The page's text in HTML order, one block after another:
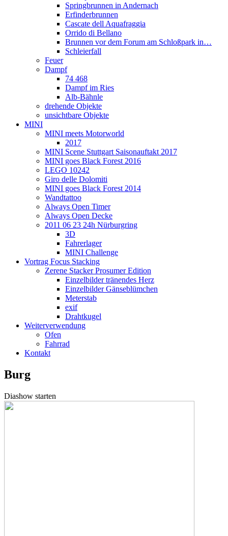
Springbrunnen in Andernach
Erfinderbrunnen
Cascate dell Aquafraggia
Orrido di Bellano
Brunnen vor dem Forum am Schloßpark in…
Schleierfall
Feuer
Dampf
74 468
Dampf im Ries
Alb-Bähnle
drehende Objekte
unsichtbare Objekte
MINI
MINI meets Motorworld
2017
MINI Scene Stuttgart Saisonauftakt 2017
MINI goes Black Forest 2016
LEGO 10242
Giro delle Dolomiti
MINI goes Black Forest 2014
Wandtattoo
Always Open Timer
Always Open Decke
2011 06 23 24h Nürburgring
3D
Fahrerlager
MINI Challenge
Vortrag Focus Stacking
Zerene Stacker Prosumer Edition
Einzelbilder tränendes Herz
Einzelbilder Gänseblümchen
Meterstab
exif
Drahtkugel
Weiterverwendung
Ofen
Fahrrad
Kontakt
Burg
Diashow starten